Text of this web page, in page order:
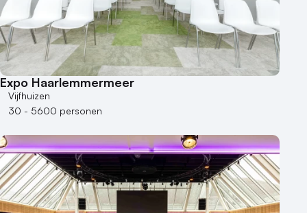
Expo Haarlemmermeer
Vijfhuizen
30 - 5600 personen